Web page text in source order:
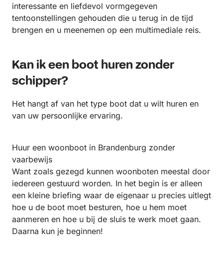
interessante en liefdevol vormgegeven
tentoonstellingen gehouden die u terug in de tijd
brengen en u meenemen op een multimediale reis.
Kan ik een boot huren zonder
schipper?
Het hangt af van het type boot dat u wilt huren en
van uw persoonlijke ervaring.
Huur een woonboot in Brandenburg zonder
vaarbewijs
Want zoals gezegd kunnen woonboten meestal door
iedereen gestuurd worden. In het begin is er alleen
een kleine briefing waar de eigenaar u precies uitlegt
hoe u de boot moet besturen, hoe u hem moet
aanmeren en hoe u bij de sluis te werk moet gaan.
Daarna kun je beginnen!